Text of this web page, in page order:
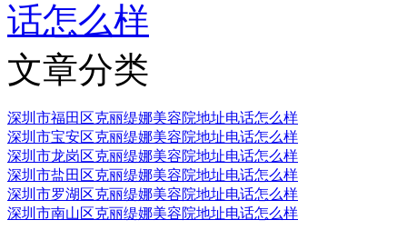
话怎么样
文章分类
深圳市福田区克丽缇娜美容院地址电话怎么样
深圳市宝安区克丽缇娜美容院地址电话怎么样
深圳市龙岗区克丽缇娜美容院地址电话怎么样
深圳市盐田区克丽缇娜美容院地址电话怎么样
深圳市罗湖区克丽缇娜美容院地址电话怎么样
深圳市南山区克丽缇娜美容院地址电话怎么样